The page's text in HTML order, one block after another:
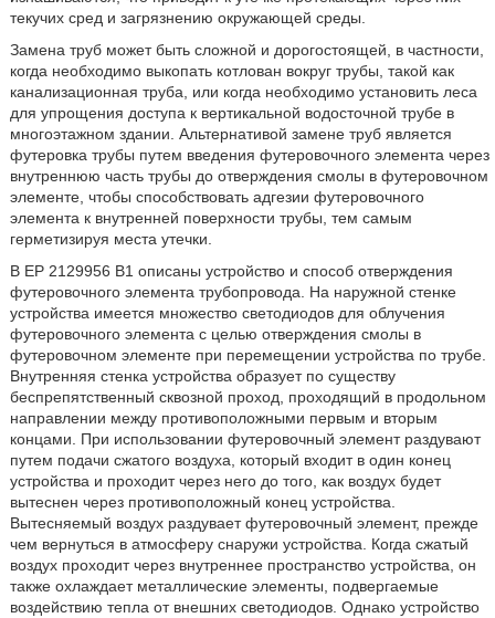
текучих сред и загрязнению окружающей среды.
Замена труб может быть сложной и дорогостоящей, в частности,
когда необходимо выкопать котлован вокруг трубы, такой как
канализационная труба, или когда необходимо установить леса
для упрощения доступа к вертикальной водосточной трубе в
многоэтажном здании. Альтернативой замене труб является
футеровка трубы путем введения футеровочного элемента через
внутреннюю часть трубы до отверждения смолы в футеровочном
элементе, чтобы способствовать адгезии футеровочного
элемента к внутренней поверхности трубы, тем самым
герметизируя места утечки.
В ЕР 2129956 В1 описаны устройство и способ отверждения
футеровочного элемента трубопровода. На наружной стенке
устройства имеется множество светодиодов для облучения
футеровочного элемента с целью отверждения смолы в
футеровочном элементе при перемещении устройства по трубе.
Внутренняя стенка устройства образует по существу
беспрепятственный сквозной проход, проходящий в продольном
направлении между противоположными первым и вторым
концами. При использовании футеровочный элемент раздувают
путем подачи сжатого воздуха, который входит в один конец
устройства и проходит через него до того, как воздух будет
вытеснен через противоположный конец устройства.
Вытесняемый воздух раздувает футеровочный элемент, прежде
чем вернуться в атмосферу снаружи устройства. Когда сжатый
воздух проходит через внутреннее пространство устройства, он
также охлаждает металлические элементы, подвергаемые
воздействию тепла от внешних светодиодов. Однако устройство